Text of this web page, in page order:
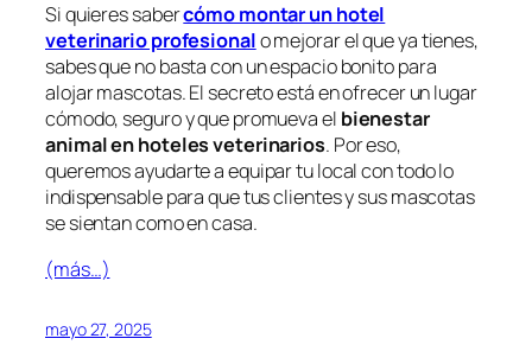
Si quieres sabercómo montar un hotel
veterinario profesionalo mejorar el que ya tienes,
sabes que no basta con un espacio bonito para
alojar mascotas. El secreto está en ofrecer un lugar
cómodo, seguro y que promueva el bienestar
animal en hoteles veterinarios. Por eso,
queremos ayudarte a equipar tu local con todo lo
indispensable para que tus clientes y sus mascotas
se sientan como en casa.
(más…)
mayo 27, 2025